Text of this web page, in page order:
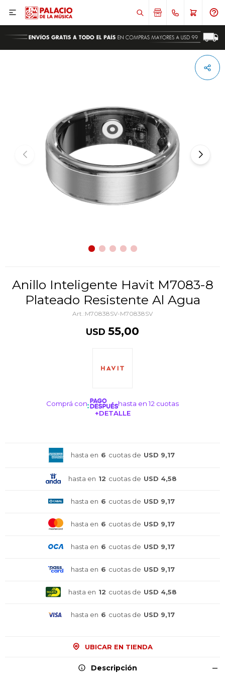

Anillo Inteligente Havit M7083-8
Plateado Resistente Al Agua
M70838SV-M70838SV
USD 55,00
Comprá con
hasta en 12 cuotas
+DETALLE
hasta en 6 cuotas de USD 9,17
hasta en 12 cuotas de USD 4,58
hasta en 6 cuotas de USD 9,17
hasta en 6 cuotas de USD 9,17
hasta en 6 cuotas de USD 9,17
hasta en 6 cuotas de USD 9,17
hasta en 12 cuotas de USD 4,58
hasta en 6 cuotas de USD 9,17
UBICAR EN TIENDA
Descripción